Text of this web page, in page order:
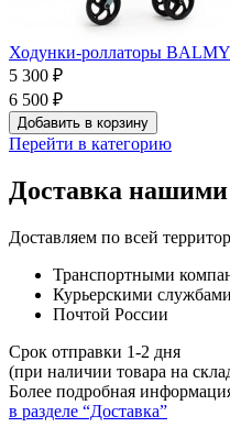
Ходунки-роллаторы
5 300 ₽
6 500 ₽
Добавить в корзину
Перейти в категорию
Доставка
Доставляем по всей
Транспортными
Курьерскими службами
Почтой России
Срок отправки 1-2 дня
(при наличии товара на
Более подробная
в разделе “Доставка”